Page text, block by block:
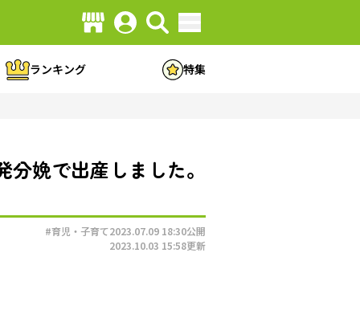
ランキング 特集
娩で出産しました。
#育児・子育て2023.07.09 18:30公開
2023.10.03 15:58更新